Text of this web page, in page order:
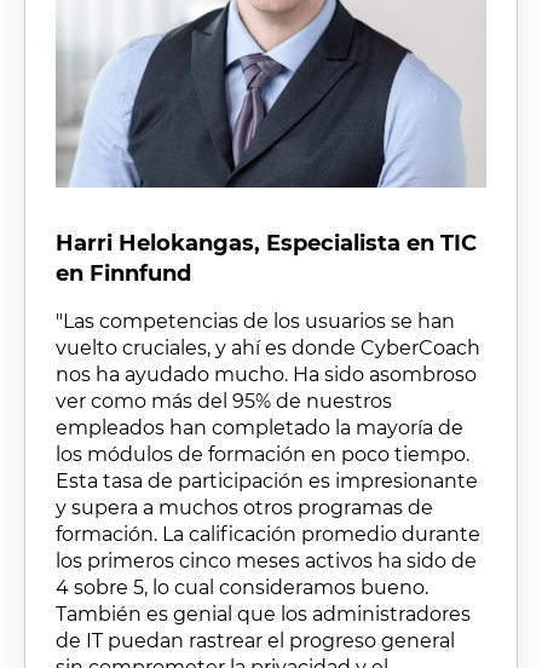
Harri Helokangas, Especialista en TIC
en Finnfund
"Las competencias de los usuarios se han
vuelto cruciales, y ahí es donde CyberCoach
nos ha ayudado mucho. Ha sido asombroso
ver como más del 95% de nuestros
empleados han completado la mayoría de
los módulos de formación en poco tiempo.
Esta tasa de participación es impresionante
y supera a muchos otros programas de
formación. La calificación promedio durante
los primeros cinco meses activos ha sido de
4 sobre 5, lo cual consideramos bueno.
También es genial que los administradores
de IT puedan rastrear el progreso general